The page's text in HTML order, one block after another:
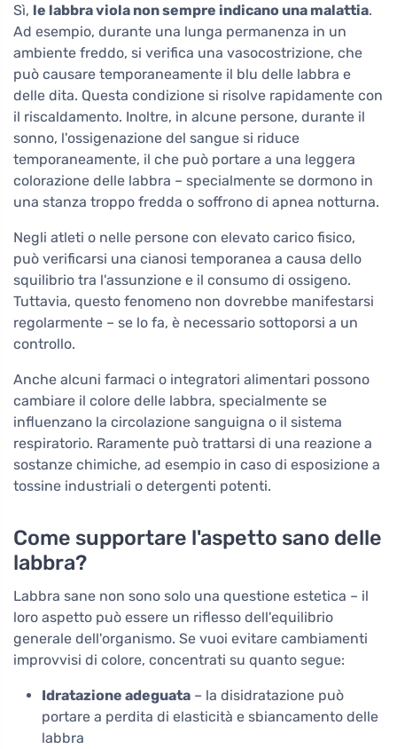
Sì, le labbra viola non sempre indicano una malattia.
Ad esempio, durante una lunga permanenza in un
ambiente freddo, si verifica una vasocostrizione, che
può causare temporaneamente il blu delle labbra e
delle dita. Questa condizione si risolve rapidamente con
il riscaldamento. Inoltre, in alcune persone, durante il
sonno, l'ossigenazione del sangue si riduce
temporaneamente, il che può portare a una leggera
colorazione delle labbra – specialmente se dormono in
una stanza troppo fredda o soffrono di apnea notturna.
Negli atleti o nelle persone con elevato carico fisico,
può verificarsi una cianosi temporanea a causa dello
squilibrio tra l'assunzione e il consumo di ossigeno.
Tuttavia, questo fenomeno non dovrebbe manifestarsi
regolarmente – se lo fa, è necessario sottoporsi a un
controllo.
Anche alcuni farmaci o integratori alimentari possono
cambiare il colore delle labbra, specialmente se
influenzano la circolazione sanguigna o il sistema
respiratorio. Raramente può trattarsi di una reazione a
sostanze chimiche, ad esempio in caso di esposizione a
tossine industriali o detergenti potenti.
Come supportare l'aspetto sano delle
labbra?
Labbra sane non sono solo una questione estetica – il
loro aspetto può essere un riflesso dell'equilibrio
generale dell'organismo. Se vuoi evitare cambiamenti
improvvisi di colore, concentrati su quanto segue:
Idratazione adeguata – la disidratazione può
portare a perdita di elasticità e sbiancamento delle
labbra